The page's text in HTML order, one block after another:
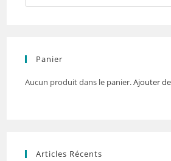
Panier
Aucun produit dans le panier.Ajouter
Articles Récents